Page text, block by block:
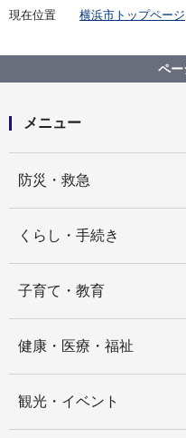
現在位置 横浜市トップページ
令和６年度 第３回
ペー
メニュー
防災・救急
くらし・手続き
子育て・教育
健康・医療・福祉
観光・イベント